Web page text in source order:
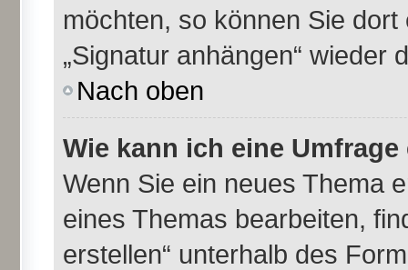
möchten, so können Sie
„Signatur anhängen“ wieder
Nach oben
Wie kann ich eine
Wenn Sie ein neues Thema
eines Themas bearbeiten,
erstellen“ unterhalb des